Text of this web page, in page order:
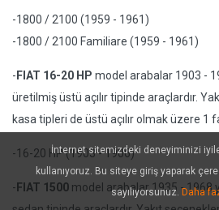
-1800 / 2100 (1959 - 1961)
-1800 / 2100 Familiare (1959 - 1961)
- FIAT 16-20 HP model arabalar 1903 -
üretilmiş üstü açılır tipinde araçlardır.
kasa tipleri de üstü açılır olmak üzere 1
-16-20 HP (1903 - 1906)
- FIAT 1500 model arabalar 1935 - 1968
İnternet sitemizdeki deneyiminizi
kullanıyoruz. Bu siteye giriş yaparak
sayılıyorsunuz. Daha